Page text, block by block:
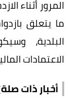
المرور أثناء
ما يتعلق
البلدية،
الاعتمادات
أخبار ذات صلة